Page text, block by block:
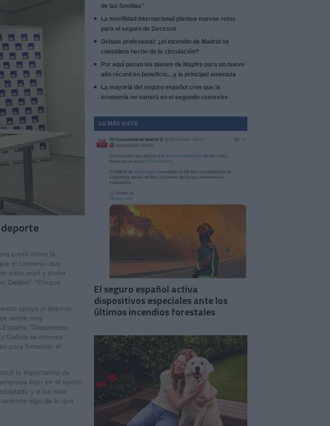
contó como la
el convenio que
estar aquí y poder
Delikia". "Porque,
apoyo al deporte
siente muy
España. "Deportistas
Galicia se merece
para fomentar el
la importancia de
líder en el sector
y a los más
algo de lo que
de las familias"
La movilidad internacional plantea nuevos retos
para el seguro de Decesos
Debate profesional: ¿el incendio de Madrid se
considera hecho de la circulación?
Por aquí pasan los planes de Mapfre para un nuevo
año récord en beneficio…y la principal amenaza
La mayoría del seguro español cree que la
economía no variará en el segundo semestre
LO MÁS VISTO
El seguro español activa
dispositivos especiales ante los
últimos incendios forestales